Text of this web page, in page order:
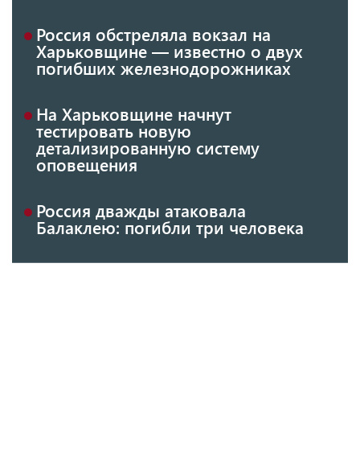
Россия обстреляла вокзал на
Харьковщине — известно о двух
погибших железнодорожниках
На Харьковщине начнут
тестировать новую
детализированную систему
оповещения
Россия дважды атаковала
Балаклею: погибли три человека